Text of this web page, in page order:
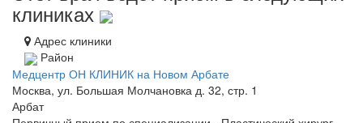
клиниках
Адрес клиники
Район
Медцентр ОН КЛИНИК на Новом Арбате
Москва, ул. Большая Молчановка д. 32, стр. 1
Арбат